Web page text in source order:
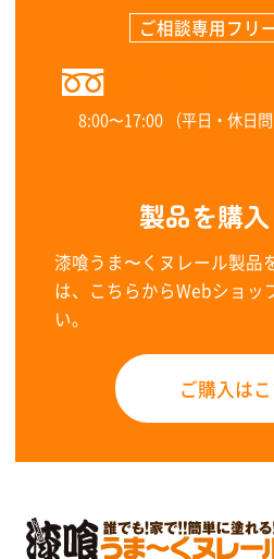
ご相談専用フリ
0120-
8:00〜17:00 （平日・休日問
製品を購
漆喰うま〜くヌレール製品
は、こちらからWebショッ
い。
ご購入は